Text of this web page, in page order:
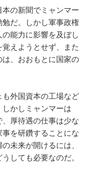
本の新聞でミャンマー
だ。しかし軍事政権
能力に影響を及ぼし
えようとせず、また
、おおもとに国家の
外国資本の工場など
かしミャンマーは
厚待遇の仕事は少な
を研鑽することにな
未来が開けるには、
しても必要なのだ。